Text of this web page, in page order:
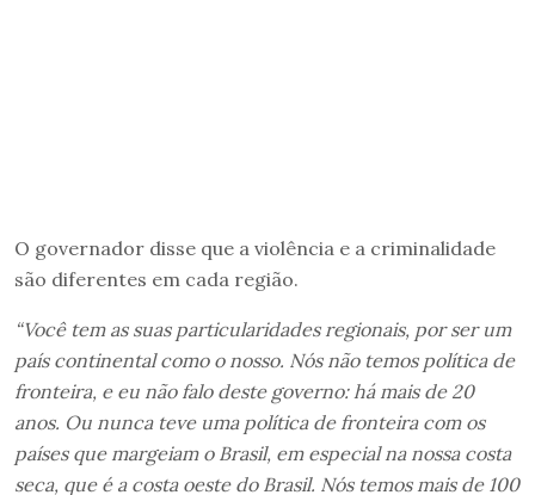
O governador disse que a violência e a criminalidade
são diferentes em cada região.
“Você tem as suas particularidades regionais, por ser um
país continental como o nosso. Nós não temos política de
fronteira, e eu não falo deste governo: há mais de 20
anos. Ou nunca teve uma política de fronteira com os
países que margeiam o Brasil, em especial na nossa costa
seca, que é a costa oeste do Brasil. Nós temos mais de 100